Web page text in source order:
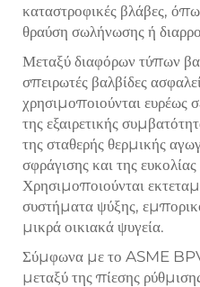
καταστροφικές βλάβες,
θραύση σωλήνωσης ή
Μεταξύ διαφόρων τύπων
σπειρωτές βαλβίδες
χρησιμοποιούνται ευρέως
της εξαιρετικής
της σταθερής θερμικής
σφράγισης και της
Χρησιμοποιούνται
συστήματα ψύξης,
μικρά οικιακά ψυγεία.
Σύμφωνα με το ASME
μεταξύ της πίεσης